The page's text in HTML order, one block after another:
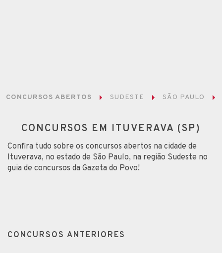
CONCURSOS ABERTOS SUDESTE SÃO PAULO
CONCURSOS EM ITUVERAVA (SP)
Confira tudo sobre os concursos abertos na cidade de
Ituverava, no estado de São Paulo, na região Sudeste no
guia de concursos da Gazeta do Povo!
CONCURSOS ANTERIORES